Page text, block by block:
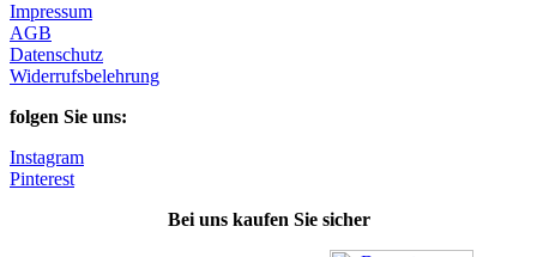
Impressum
AGB
Datenschutz
Widerrufsbelehrung
folgen Sie uns:
Instagram
Pinterest
Bei uns kaufen Sie sicher